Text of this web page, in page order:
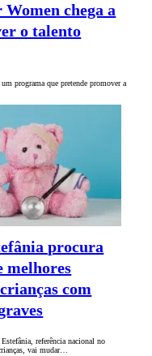
chega a
o talento
programa que pretende promover a
procura
melhores
com
referência nacional no
vai mudar…